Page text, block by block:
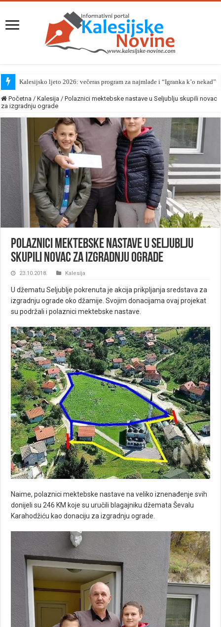
Kalesijsko ljeto 2026: večeras program za najmlađe i “Igranka k’o nekad”
Početna / Kalesija / Polaznici mektebske nastave u Seljublju skupili novac
za izgradnju ograde
Polaznici mektebske nastave u Seljublju
skupili novac za izgradnju ograde
23.10.2018. Kalesija
U džematu Seljublje pokrenuta je akcija prikpljanja sredstava za
izgradnju ograde oko džamije. Svojim donacijama ovaj projekat
su podržali i polaznici mektebske nastave.
Naime, polaznici mektebske nastave na veliko iznenađenje svih
donijeli su 246 KM koje su uručili blagajniku džemata Ševalu
Karahodžiću kao donaciju za izgradnju ograde.